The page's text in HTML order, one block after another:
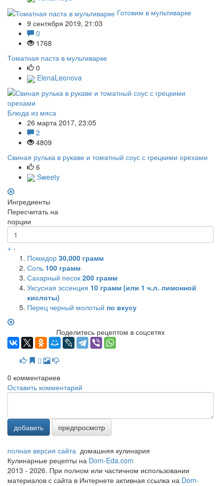
Готовим в мультиварке
9 сентября 2019, 21:03
0
1768
Томатная паста в мультиварке
0
ElenaLeonova
Блюда из мяса
26 марта 2017, 23:05
2
4809
Свиная рулька в рукаве и томатный соус с грецкими орехами
6
Sweety
Ингредиенты
Пересчитать на
порции
+ -
Помидор 30,000 грамм
Соль 100 грамм
Сахарный песок 200 грамм
Уксусная эссенция 10 грамм (или 1 ч.л. лимонной
кислоты)
Перец черный молотый по вкусу
Поделитесь рецептом в соцсетях
0 комментариев
Оставить комментарий
добавить предпросмотр
полная версия сайта домашняя кулинария
Кулинарные рецепты на Dom-Eda.com
2013 - 2026. При полном или частичном использовании
материалов с сайта в Интернете активная ссылка на Dom-